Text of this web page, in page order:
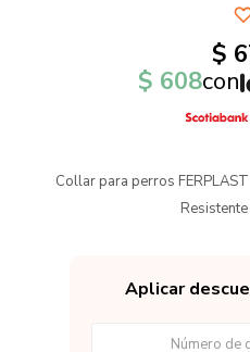
$
$ 608con
Collar para perros
Aplicar